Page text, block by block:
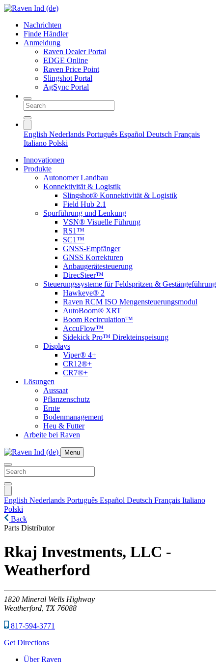
Nachrichten
Finde Händler
Anmeldung
Raven Dealer Portal
EDGE Online
Raven Price Point
Slingshot Portal
AgSync Portal
English Nederlands Português Español Deutsch Français
Italiano Polski
Innovationen
Produkte
Autonomer Landbau
Konnektivität & Logistik
Slingshot® Konnektivität & Logistik
Field Hub 2.1
Spurführung und Lenkung
VSN® Visuelle Führung
RS1™
SC1™
GNSS-Empfänger
GNSS Korrekturen
Anbaugerätesteuerung
DirecSteer™
Steuerungssysteme für Feldspritzen & Gestängeführung
Hawkeye® 2
Raven RCM ISO Mengensteuerungsmodul
AutoBoom® XRT
Boom Recirculation™
AccuFlow™
Sidekick Pro™ Direkteinspeisung
Displays
Viper® 4+
CR12®+
CR7®+
Lösungen
Aussaat
Pflanzenschutz
Ernte
Bodenmanagement
Heu & Futter
Arbeite bei Raven
Menu
English Nederlands Português Español Deutsch Français Italiano
Polski
Back
Parts Distributor
Rkaj Investments, LLC -
Weatherford
1820 Mineral Wells Highway
Weatherford, TX 76088
817-594-3771
Get Directions
Über Raven